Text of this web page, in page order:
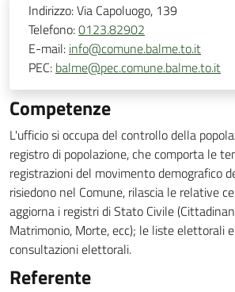
Indirizzo:Via Capoluogo, 139
Telefono:0123.82902
E-mail: info@comune.balme.to.it
PEC: balme@pec.comune.balme.to.it
Competenze
L'ufficio si occupa del controllo della
registro di popolazione, che comporta le
registrazioni del movimento demografico
risiedono nel Comune, rilascia le relative
aggiorna i registri di Stato Civile
Matrimonio, Morte, ecc); le liste elettorali
consultazioni elettorali.
Referente